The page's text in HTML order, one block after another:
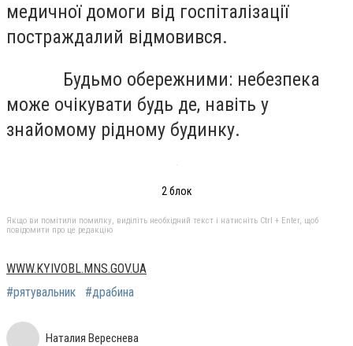
медичної домоги від госпіталізації
постраждалий відмовився.
Будьмо обережними: небезпека
може очікувати будь де, навіть у
знайомому рідному будинку.
2 блок
Якщо ви помітили помилку, виділіть необхідний текст і натисніть Ctrl + Enter, щоб
повідомити про це редакцію
WWW.KYIVOBL.MNS.GOV.UA
#рятувальник
#драбина
Наталия Вереснева